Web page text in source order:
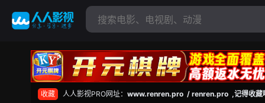
收藏 人人影视PRO网址： www.renren.pro / renren.pro ,记得收藏